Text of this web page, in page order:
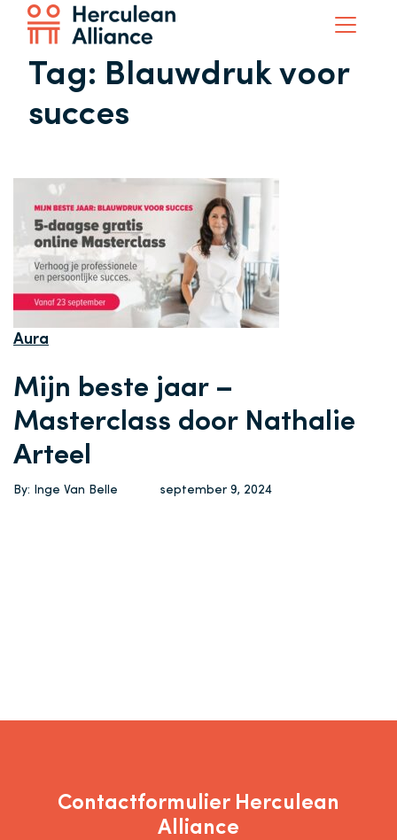
Tag: Blauwdruk voor
succes
Aura
Mijn beste jaar –
Masterclass door Nathalie
Arteel
By: Inge Van Belle september 9, 2024
Contactformulier Herculean
Alliance